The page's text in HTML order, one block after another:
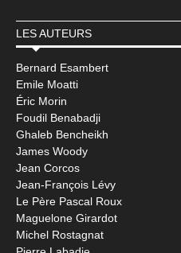
LES AUTEURS
Bernard Esambert
Emile Moatti
Éric Morin
Foudil Benabadji
Ghaleb Bencheikh
James Woody
Jean Corcos
Jean-François Lévy
Le Père Pascal Roux
Maguelone Girardot
Michel Rostagnat